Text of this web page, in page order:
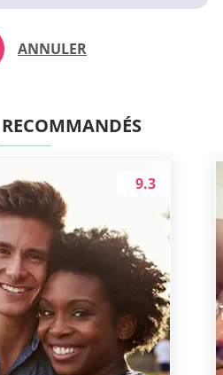
ANNULER
9.3